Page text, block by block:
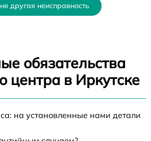
другая неисправность
обязательства
центра в Иркутске
на установленные нами детали